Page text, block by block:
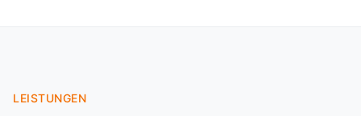
LEISTUNGEN